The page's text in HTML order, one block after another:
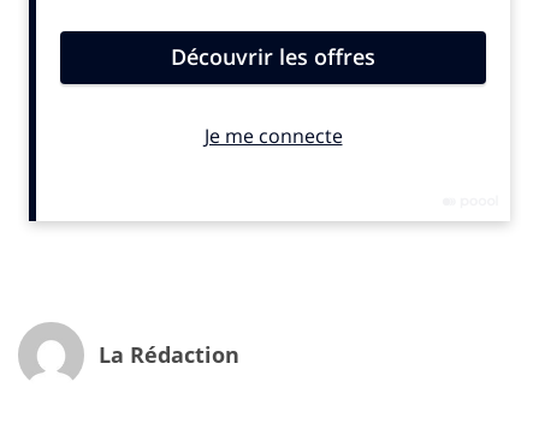
La Rédaction